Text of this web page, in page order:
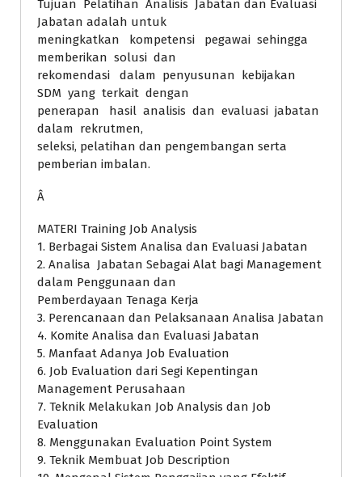
Tujuan Pelatihan Analisis Jabatan dan Evaluasi
Jabatan adalah untuk
meningkatkan kompetensi pegawai sehingga
memberikan solusi dan
rekomendasi dalam penyusunan kebijakan
SDM yang terkait dengan
penerapan hasil analisis dan evaluasi jabatan
dalam rekrutmen,
seleksi, pelatihan dan pengembangan serta
pemberian imbalan.
Â
MATERI Training Job Analysis
1. Berbagai Sistem Analisa dan Evaluasi Jabatan
2. Analisa Jabatan Sebagai Alat bagi Management
dalam Penggunaan dan
Pemberdayaan Tenaga Kerja
3. Perencanaan dan Pelaksanaan Analisa Jabatan
4. Komite Analisa dan Evaluasi Jabatan
5. Manfaat Adanya Job Evaluation
6. Job Evaluation dari Segi Kepentingan
Management Perusahaan
7. Teknik Melakukan Job Analysis dan Job
Evaluation
8. Menggunakan Evaluation Point System
9. Teknik Membuat Job Description